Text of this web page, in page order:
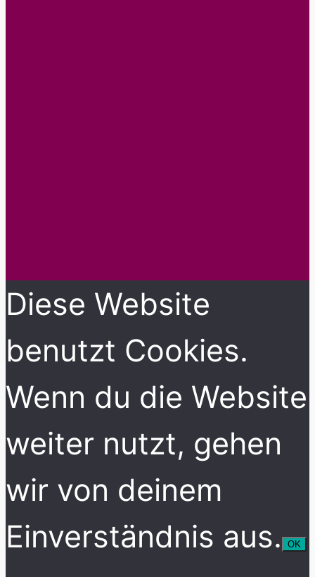
Diese Website
benutzt Cookies.
Wenn du die Website
weiter nutzt, gehen
wir von deinem
Einverständnis aus.
OK